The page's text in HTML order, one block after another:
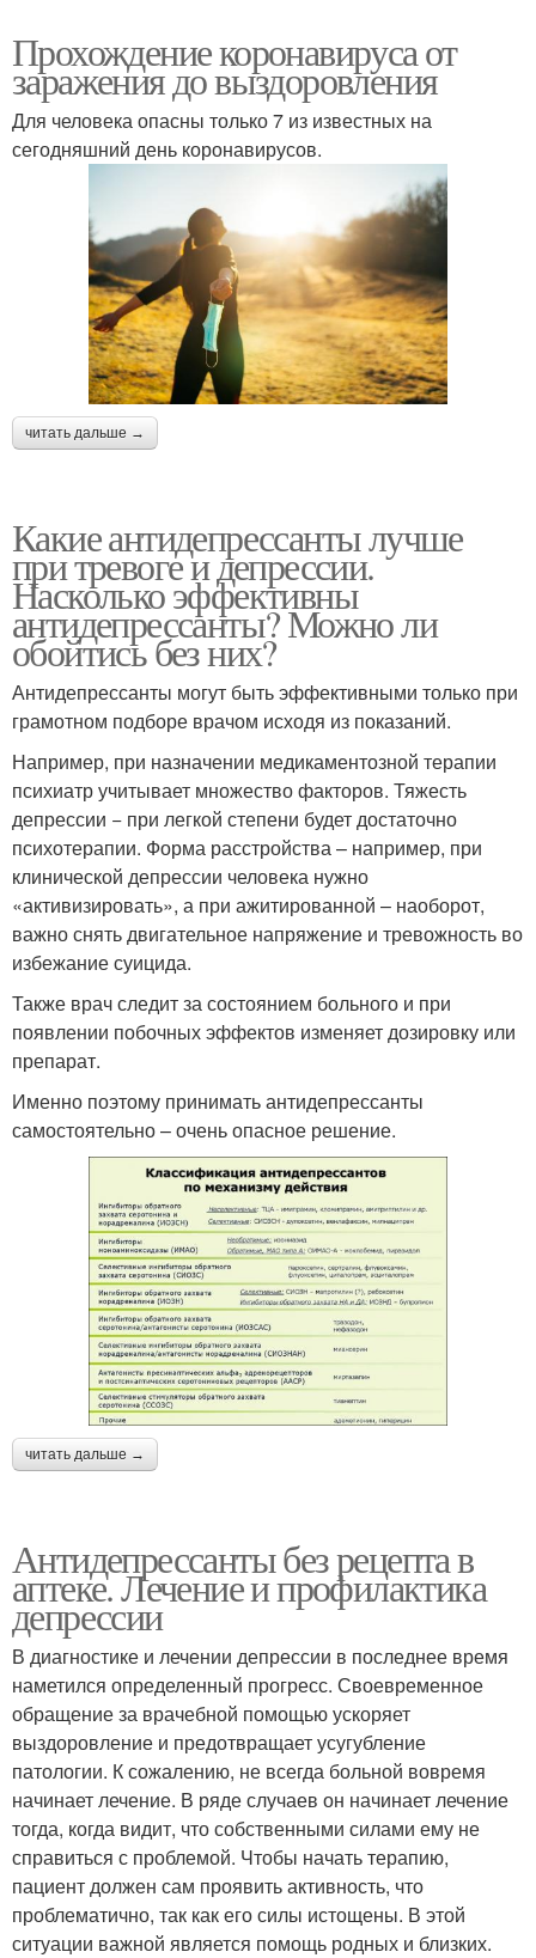
Прохождение коронавируса от
заражения до выздоровления
Для человека опасны только 7 из известных на
сегодняшний день коронавирусов.
читать дальше →
Какие антидепрессанты лучше
при тревоге и депрессии.
Насколько эффективны
антидепрессанты? Можно ли
обойтись без них?
Антидепрессанты могут быть эффективными только при
грамотном подборе врачом исходя из показаний.
Например, при назначении медикаментозной терапии
психиатр учитывает множество факторов. Тяжесть
депрессии − при легкой степени будет достаточно
психотерапии. Форма расстройства – например, при
клинической депрессии человека нужно
«активизировать», а при ажитированной – наоборот,
важно снять двигательное напряжение и тревожность во
избежание суицида.
Также врач следит за состоянием больного и при
появлении побочных эффектов изменяет дозировку или
препарат.
Именно поэтому принимать антидепрессанты
самостоятельно – очень опасное решение.
читать дальше →
Антидепрессанты без рецепта в
аптеке. Лечение и профилактика
депрессии
В диагностике и лечении депрессии в последнее время
наметился определенный прогресс. Своевременное
обращение за врачебной помощью ускоряет
выздоровление и предотвращает усугубление
патологии. К сожалению, не всегда больной вовремя
начинает лечение. В ряде случаев он начинает лечение
тогда, когда видит, что собственными силами ему не
справиться с проблемой. Чтобы начать терапию,
пациент должен сам проявить активность, что
проблематично, так как его силы истощены. В этой
ситуации важной является помощь родных и близких.